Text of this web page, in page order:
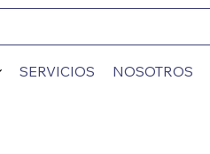
SERVICIOS NOSOTROS